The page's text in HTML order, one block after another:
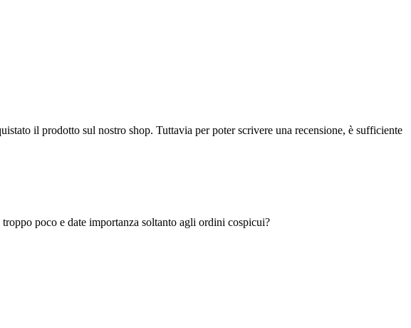
il prodotto sul nostro shop. Tuttavia per poter scrivere una recensione, è sufficiente
poco e date importanza soltanto agli ordini cospicui?